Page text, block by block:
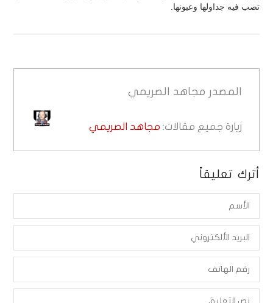
تصب فيه جداولها وعيونها.
المصدر مجاهد الصريمي
زيارة جميع مقالات: مجاهد الصريمي
أترك تعليقاً